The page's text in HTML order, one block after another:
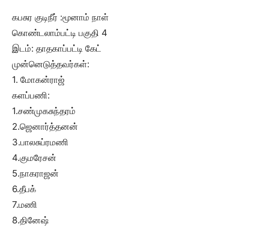
கபசுர குடிநீர் :மூனாம் நாள்
கொண்டலாம்பட்டி பகுதி 4
இடம்: தாதகாப்பட்டி கேட்
முன்னெடுத்தவர்கள்:
1. மோகன்ராஜ்
களப்பணி:
1.சண்முகசுந்தரம்
2.ஜெனார்த்தனன்
3.பாலசுப்ரமணி
4.குமரேசன்
5.நாகராஜன்
6.தீபக்
7.மணி
8.தினேஷ்